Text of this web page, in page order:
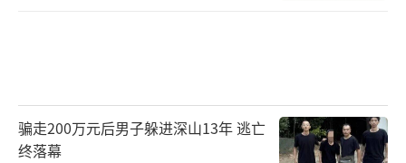
骗走200万元后男子躲进深山13年 逃亡
终落幕